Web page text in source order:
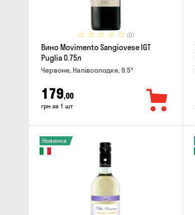
(0)
Вино Movimento Sangiovese IGT
Puglia 0.75л
Червоне, Напівсолодке, 9.5°
179,00
грн за 1 шт
Новинка